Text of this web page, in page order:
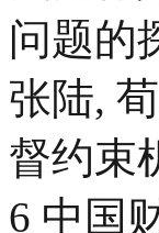
问题的
张陆,
督约束
6 中国